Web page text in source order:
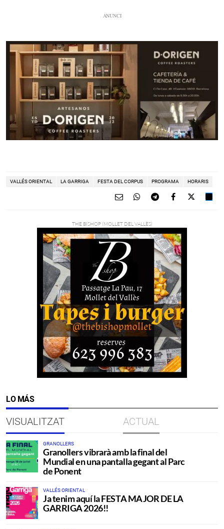
VALLÉS ORIENTAL LA GARRIGA FESTA DEL CORPUS PROGRAMA HORARIS
LO MÁS
VISUALITZAT ACTUAL
GRANOLLERS
Granollers vibrarà amb la final del
Mundial en una pantalla gegant al Parc
de Ponent
VALLÉS ORIENTAL
Ja tenim aquí la FESTA MAJOR DE LA
GARRIGA 2026!!